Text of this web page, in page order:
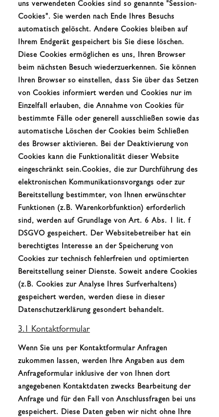
uns verwendeten Cookies sind so genannte "Session-
Cookies". Sie werden nach Ende Ihres Besuchs
automatisch gelöscht. Andere Cookies bleiben auf
Ihrem Endgerät gespeichert bis Sie diese löschen.
Diese Cookies ermöglichen es uns, Ihren Browser
beim nächsten Besuch wiederzuerkennen. Sie können
Ihren Browser so einstellen, dass Sie über das Setzen
von Cookies informiert werden und Cookies nur im
Einzelfall erlauben, die Annahme von Cookies für
bestimmte Fälle oder generell ausschließen sowie das
automatische Löschen der Cookies beim Schließen
des Browser aktivieren. Bei der Deaktivierung von
Cookies kann die Funktionalität dieser Website
eingeschränkt sein.Cookies, die zur Durchführung des
elektronischen Kommunikationsvorgangs oder zur
Bereitstellung bestimmter, von Ihnen erwünschter
Funktionen (z.B. Warenkorbfunktion) erforderlich
sind, werden auf Grundlage von Art. 6 Abs. 1 lit. f
DSGVO gespeichert. Der Websitebetreiber hat ein
berechtigtes Interesse an der Speicherung von
Cookies zur technisch fehlerfreien und optimierten
Bereitstellung seiner Dienste. Soweit andere Cookies
(z.B. Cookies zur Analyse Ihres Surfverhaltens)
gespeichert werden, werden diese in dieser
Datenschutzerklärung gesondert behandelt.
3.1 Kontaktformular
Wenn Sie uns per Kontaktformular Anfragen
zukommen lassen, werden Ihre Angaben aus dem
Anfrageformular inklusive der von Ihnen dort
angegebenen Kontaktdaten zwecks Bearbeitung der
Anfrage und für den Fall von Anschlussfragen bei uns
gespeichert. Diese Daten geben wir nicht ohne Ihre